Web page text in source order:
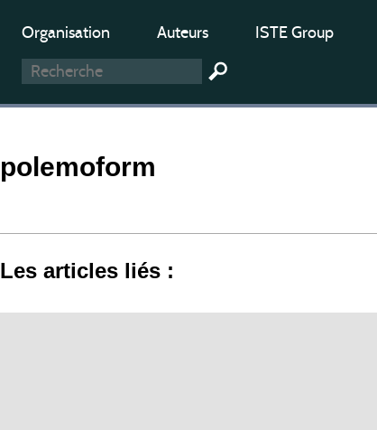
Organisation Auteurs ISTE Group
polemoform
Les articles liés :